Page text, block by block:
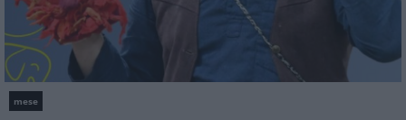
mese